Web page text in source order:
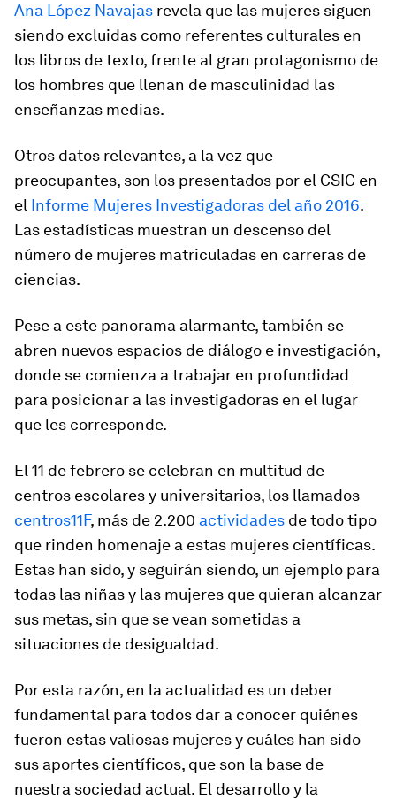
Ana López Navajas revela que las mujeres siguen
siendo excluidas como referentes culturales en
los libros de texto, frente al gran protagonismo de
los hombres que llenan de masculinidad las
enseñanzas medias.
Otros datos relevantes, a la vez que
preocupantes, son los presentados por el CSIC en
el Informe Mujeres Investigadoras del año 2016.
Las estadísticas muestran un descenso del
número de mujeres matriculadas en carreras de
ciencias.
Pese a este panorama alarmante, también se
abren nuevos espacios de diálogo e investigación,
donde se comienza a trabajar en profundidad
para posicionar a las investigadoras en el lugar
que les corresponde.
El 11 de febrero se celebran en multitud de
centros escolares y universitarios, los llamados
centros11F, más de 2.200 actividades de todo tipo
que rinden homenaje a estas mujeres científicas.
Estas han sido, y seguirán siendo, un ejemplo para
todas las niñas y las mujeres que quieran alcanzar
sus metas, sin que se vean sometidas a
situaciones de desigualdad.
Por esta razón, en la actualidad es un deber
fundamental para todos dar a conocer quiénes
fueron estas valiosas mujeres y cuáles han sido
sus aportes científicos, que son la base de
nuestra sociedad actual. El desarrollo y la